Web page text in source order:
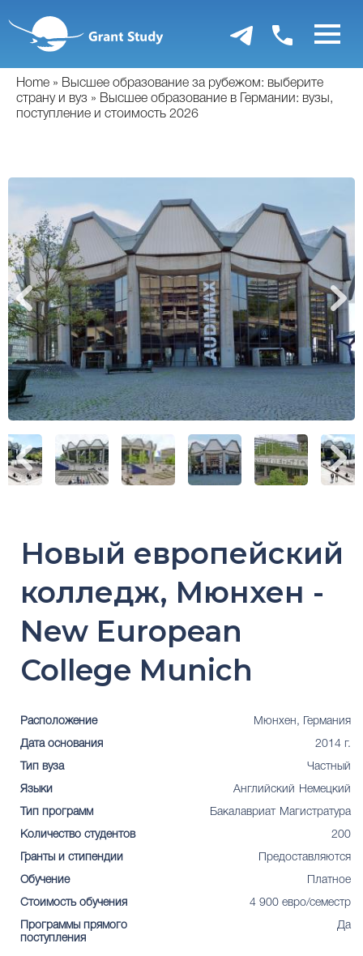
основному
содержанию
Home
Высшее образование за рубежом: выберите
страну и вуз
Высшее образование в Германии: вузы,
поступление и стоимость 2026
Новый европейский
колледж, Мюнхен -
New European
College Munich
Расположение Мюнхен, Германия
Дата основания 2014 г.
Тип вуза Частный
Языки Английский Немецкий
Тип программ Бакалавриат Магистратура
Количество студентов 200
Гранты и стипендии Предоставляются
Обучение Платное
Стоимость обучения 4 900 евро/семестр
Программы прямого
поступления
Да